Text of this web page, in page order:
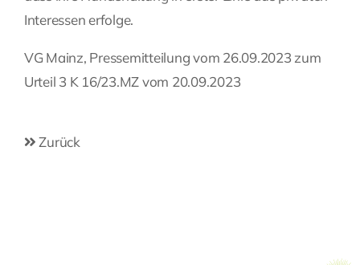
Interessen erfolge.
VG Mainz, Pressemitteilung vom 26.09.2023 zum
Urteil 3 K 16/23.MZ vom 20.09.2023
Zurück